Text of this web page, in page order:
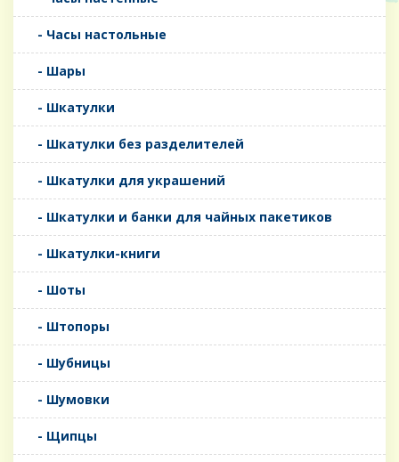
- Часы настольные
- Шары
- Шкатулки
- Шкатулки без разделителей
- Шкатулки для украшений
- Шкатулки и банки для чайных пакетиков
- Шкатулки-книги
- Шоты
- Штопоры
- Шубницы
- Шумовки
- Щипцы